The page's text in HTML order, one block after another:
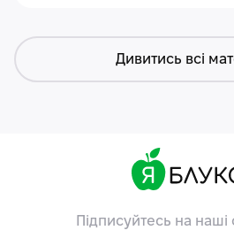
Дивитись всі
Підписуйтесь на